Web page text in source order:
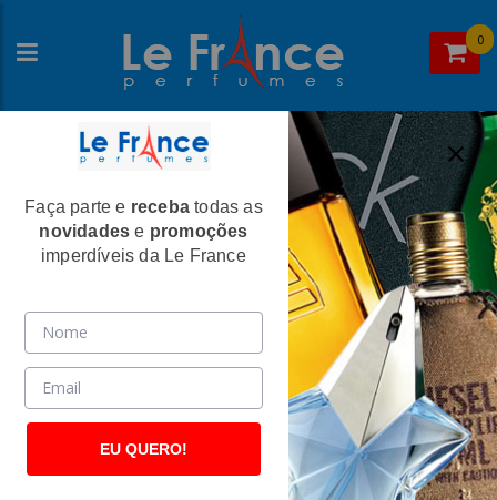
0
Home>Burberry>Perfumes Masculinos
Touch Masculino Eau de Toilette -
Burberry
(738)
Faça parte e receba todas as
novidades e promoções
imperdíveis da Le France
EU QUERO!